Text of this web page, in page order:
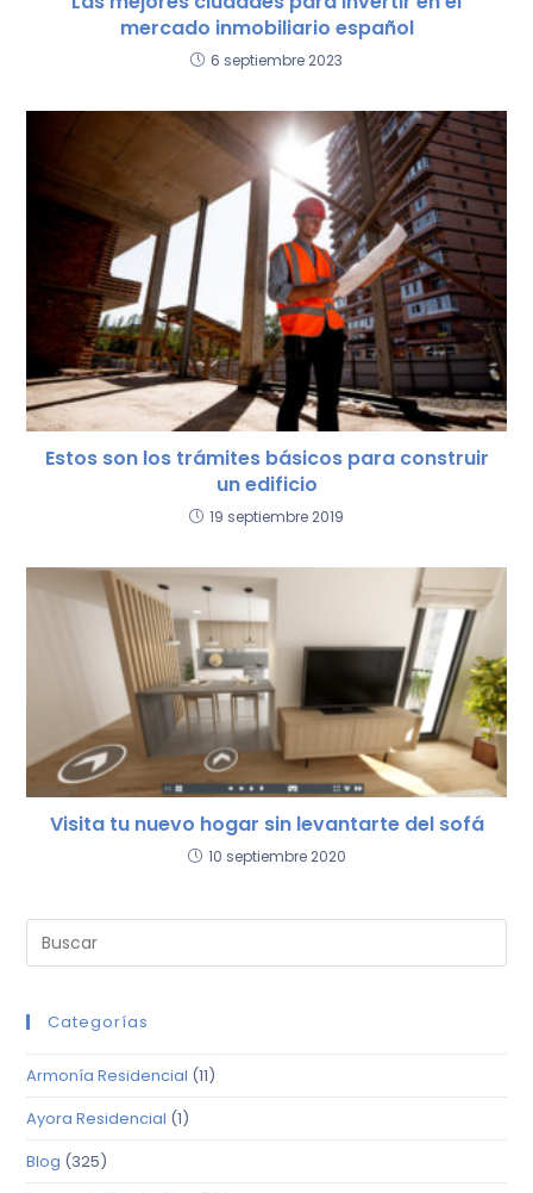
mercado inmobiliario español
6 septiembre 2023
Estos son los trámites básicos para construir
un edificio
19 septiembre 2019
Visita tu nuevo hogar sin levantarte del sofá
10 septiembre 2020
Categorías
Armonía Residencial (11)
Ayora Residencial (1)
Blog (325)